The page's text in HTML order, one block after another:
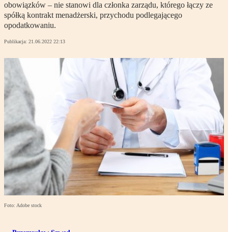
obowiązków – nie stanowi dla członka zarządu, którego łączy ze
spółką kontrakt menadżerski, przychodu podlegającego
opodatkowaniu.
Publikacja: 21.06.2022 22:13
Foto: Adobe stock